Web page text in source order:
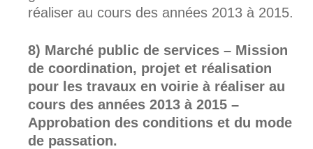
réaliser au cours des années 2013 à 2015.
Marché public de services – Mission
de coordination, projet et réalisation
pour les travaux en voirie à réaliser au
cours des années 2013 à 2015 –
Approbation des conditions et du mode
de passation.